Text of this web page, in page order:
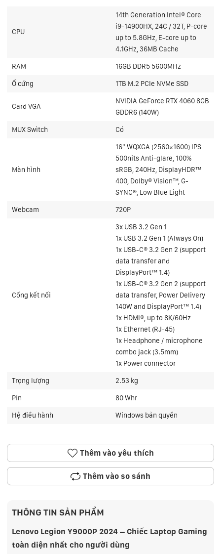
CPU
14th Generation Intel® Core
i9-14900HX, 24C / 32T, P-core
up to 5.8GHz, E-core up to
4.1GHz, 36MB Cache
RAM 16GB DDR5 5600MHz
Ổ cứng 1TB M.2 PCIe NVMe SSD
Card VGA
NVIDIA GeForce RTX 4060 8GB
GDDR6 (140W)
MUX Swìtch Có
Màn hình
16" WQXGA (2560×1600) IPS
500nits Anti-glare, 100%
sRGB, 240Hz, DisplayHDR™
400, Dolby® Vision™, G-
SYNC®, Low Blue Light
Webcam 720P
Cổng kết nối
3x USB 3.2 Gen 1
1x USB 3.2 Gen 1 (Always On)
1x USB-C® 3.2 Gen 2 (support
data transfer and
DisplayPort™ 1.4)
1x USB-C® 3.2 Gen 2 (support
data transfer, Power Delivery
140W and DisplayPort™ 1.4)
1x HDMI®, up to 8K/60Hz
1x Ethernet (RJ-45)
1x Headphone / microphone
combo jack (3.5mm)
1x Power connector
Trọng lượng 2.53 kg
Pin 80 Whr
Hệ điều hành Windows bản quyền
Thêm vào yêu thích
Thêm vào so sánh
THÔNG TIN SẢN PHẨM
Lenovo Legion Y9000P 2024 – Chiếc Laptop Gaming
toàn diện nhất cho người dùng